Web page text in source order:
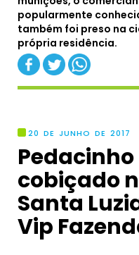
popularmente
também foi preso na
própria residência.
20 DE JUNHO DE 2017
cobiçado
Santa
Vip